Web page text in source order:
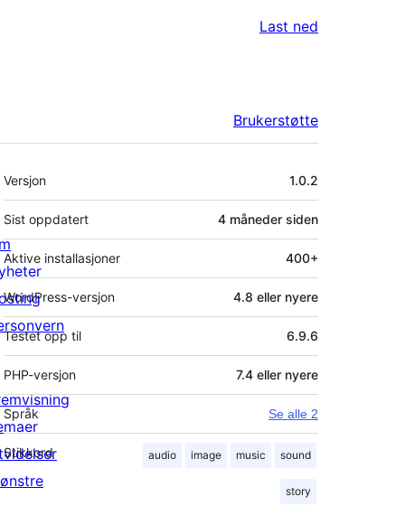
Last ned
Brukerstøtte
Meta
Versjon 1.0.2
Sist oppdatert 4 måneder siden
Aktive installasjoner 400+
WordPress-versjon 4.8 eller nyere
Testet opp til 6.9.6
PHP-versjon 7.4 eller nyere
Språk Se alle 2
Stikkord audio image music sound
story